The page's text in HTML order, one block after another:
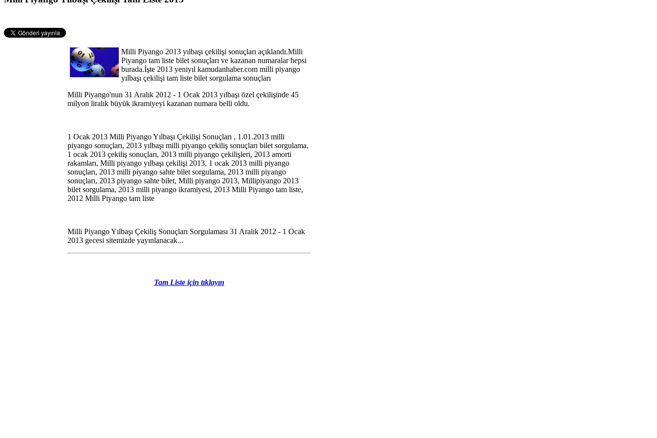
Milli Piyango 2013 yılbaşı çekilişi sonuçları açıklandı.Milli
Piyango tam liste bilet sonuçları ve kazanan numaralar hepsi
burada.İşte 2013 yeniyıl kamudanhaber.com milli piyango
yılbaşı çekilişi tam liste bilet sorgulama sonuçları
Milli Piyango'nun 31 Aralık 2012 - 1 Ocak 2013 yılbaşı özel çekilişinde 45
milyon liralık büyük ikramiyeyi kazanan numara belli oldu.
1 Ocak 2013 Milli Piyango Yılbaşı Çekilişi Sonuçları , 1.01.2013 milli
piyango sonuçları, 2013 yılbaşı milli piyango çekiliş sonuçları bilet sorgulama,
1 ocak 2013 çekiliş sonuçları, 2013 milli piyango çekilişleri, 2013 amorti
rakamları, Milli piyango yılbaşı çekilişi 2013, 1 ocak 2013 milli piyango
sonuçları, 2013 milli piyango sahte bilet sorgulama, 2013 milli piyango
sonuçları, 2013 piyango sahte bilet, Milli piyango 2013, Millipiyango 2013
bilet sorgulama, 2013 milli piyango ikramiyesi, 2013 Milli Piyango tam liste,
2012 Milli Piyango tam liste
Milli Piyango Yılbaşı Çekiliş Sonuçları Sorgulaması 31 Aralık 2012 - 1 Ocak
2013 gecesi sitemizde yayınlanacak...
Tam Liste için tıklayın